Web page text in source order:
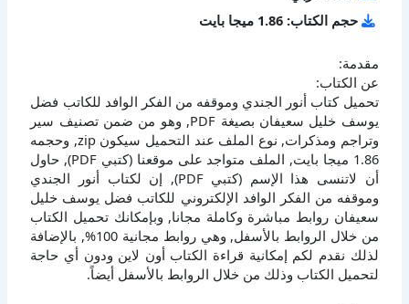
حجم الكتاب: 1.86 ميجا بايت
مقدمة:
عن الكتاب:
تحميل كتاب أنور الجندي وموقفه من الفكر الوافد للكاتب فضل
يوسف خليل سعيفان بصيغة PDF, وهو من ضمن تصنيف سير
وتراجم ومذكرات, نوع الملف عند التحميل سيكون zip, وحجمه
1.86 ميجا بايت, الملف متواجد على موقعنا (كتبي PDF), حاول
أن لاتنسى هذا الإسم (كتبي PDF), إن لكتاب أنور الجندي
وموقفه من الفكر الوافد الإلكتروني للكاتب فضل يوسف خليل
سعيفان روابط مباشرة وكاملة مجانا, وبإمكانك تحميل الكتاب
من خلال الروابط بالأسفل, وهي روابط مجانية 100%, بالإضافة
لذلك نقدم لكم إمكانية قراءة الكتاب أون لاين ودون أي حاجة
لتحميل الكتاب وذلك من خلال الروابط بالأسفل أيضاً.